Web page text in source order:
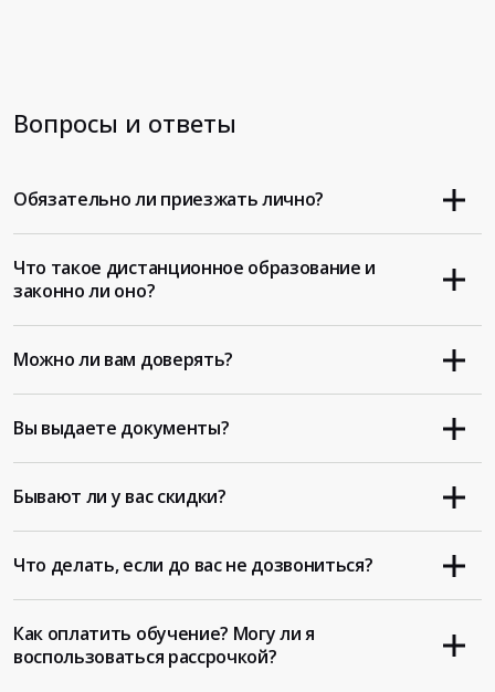
Вопросы и ответы
Обязательно ли приезжать лично?
Что такое дистанционное образование и
законно ли оно?
Можно ли вам доверять?
Вы выдаете документы?
Бывают ли у вас скидки?
Что делать, если до вас не дозвониться?
Как оплатить обучение? Могу ли я
воспользоваться рассрочкой?